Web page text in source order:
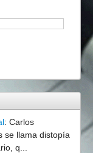
: Carlos
se llama distopía
q...